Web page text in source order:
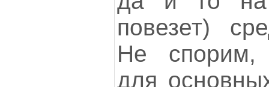
повезет)
Не спорим,
для